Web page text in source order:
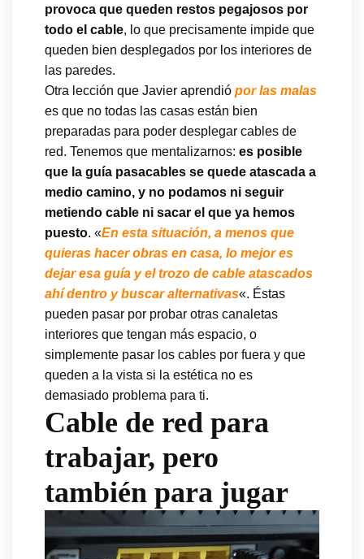
provoca que queden restos pegajosos por
todo el cable, lo que precisamente impide que
queden bien desplegados por los interiores de
las paredes.
Otra lección que Javier aprendió por las malas
es que no todas las casas están bien
preparadas para poder desplegar cables de
red. Tenemos que mentalizarnos: es posible
que la guía pasacables se quede atascada a
medio camino, y no podamos ni seguir
metiendo cable ni sacar el que ya hemos
puesto. «En esta situación, a menos que
quieras hacer obras en casa, lo mejor es
dejar esa guía y el trozo de cable atascados
ahí dentro y buscar alternativas«. Éstas
pueden pasar por probar otras canaletas
interiores que tengan más espacio, o
simplemente pasar los cables por fuera y que
queden a la vista si la estética no es
demasiado problema para ti.
Cable de red para
trabajar, pero
también para jugar